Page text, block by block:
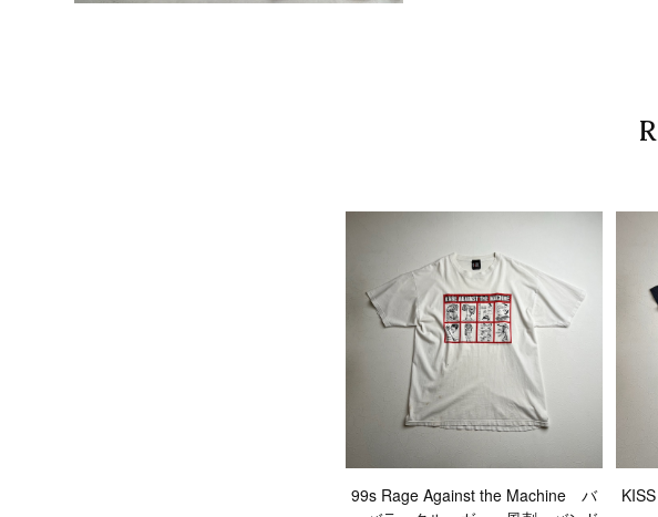
99s Rage Against the Machine バ